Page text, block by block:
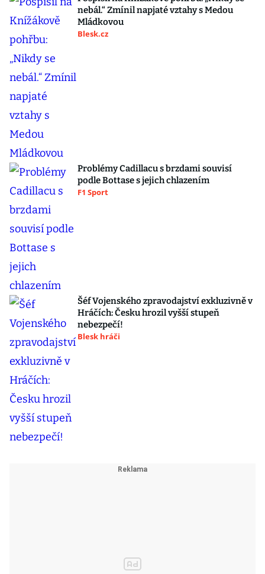
nebál.“ Zmínil napjaté vztahy s Medou
Mládkovou
Blesk.cz
Problémy Cadillacu s brzdami souvisí
podle Bottase s jejich chlazením
F1 Sport
Šéf Vojenského zpravodajství exkluzivně v
Hráčích: Česku hrozil vyšší stupeň
nebezpečí!
Blesk hráči